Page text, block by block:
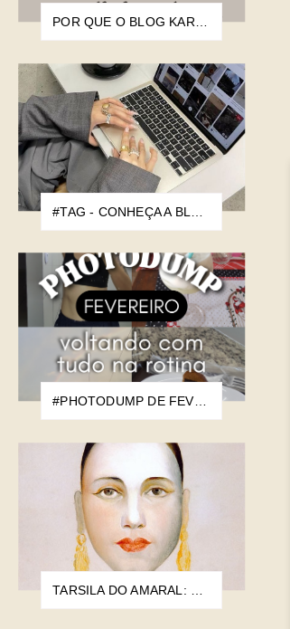
#PHOTODUMP DE FEVEREIRO: VOLTANDO COM TUDO NA ROTINA
TARSILA DO AMARAL: EXPOSIÇÃO NO CCTCU REÚNE MAIS DE 60 OBRAS DA ARTISTA